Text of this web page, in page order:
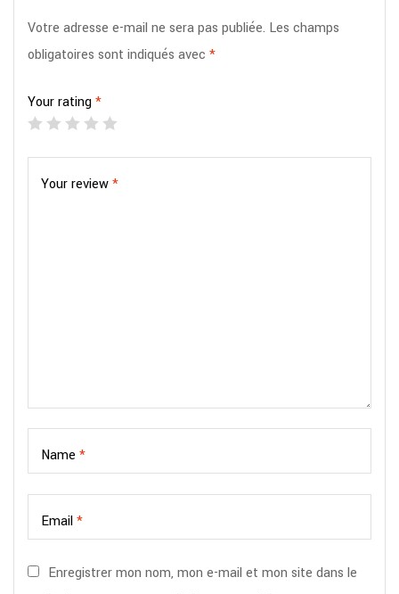
Votre adresse e-mail ne sera pas publiée. Les champs
obligatoires sont indiqués avec *
Your rating*
Your review*
Name *
Email*
Enregistrer mon nom, mon e-mail et mon site dans le